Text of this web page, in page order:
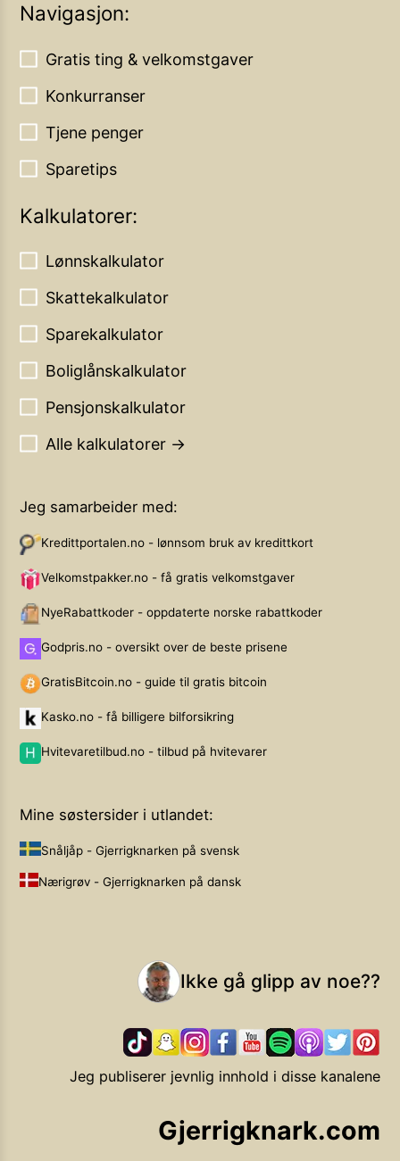
Navigasjon:
Gratis ting & velkomstgaver
Konkurranser
Tjene penger
Sparetips
Kalkulatorer:
Lønnskalkulator
Skattekalkulator
Sparekalkulator
Boliglånskalkulator
Pensjonskalkulator
Alle kalkulatorer →
Jeg samarbeider med:
Kredittportalen.no - lønnsom bruk av kredittkort
Velkomstpakker.no - få gratis velkomstgaver
NyeRabattkoder - oppdaterte norske rabattkoder
Godpris.no - oversikt over de beste prisene
GratisBitcoin.no - guide til gratis bitcoin
Kasko.no - få billigere bilforsikring
Hvitevaretilbud.no - tilbud på hvitevarer
Mine søstersider i utlandet:
Snåljåp - Gjerrigknarken på svensk
Nærigrøv - Gjerrigknarken på dansk
Ikke gå glipp av noe??
Jeg publiserer jevnlig innhold i disse kanalene
Gjerrigknark.com